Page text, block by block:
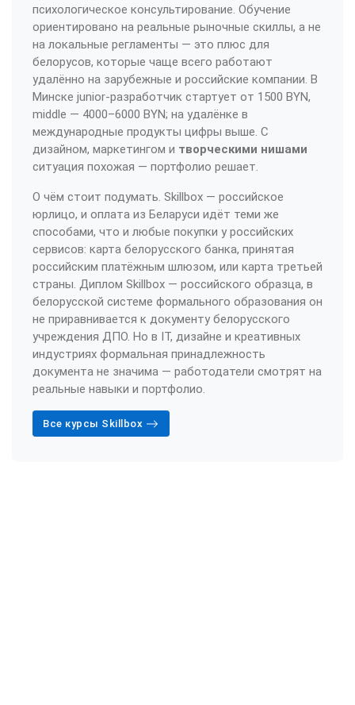
психологическое консультирование. Обучение
ориентировано на реальные рыночные скиллы, а не
на локальные регламенты — это плюс для
белорусов, которые чаще всего работают
удалённо на зарубежные и российские компании. В
Минске junior-разработчик стартует от 1500 BYN,
middle — 4000–6000 BYN; на удалёнке в
международные продукты цифры выше. С
дизайном, маркетингом и творческими нишами
ситуация похожая — портфолио решает.
О чём стоит подумать. Skillbox — российское
юрлицо, и оплата из Беларуси идёт теми же
способами, что и любые покупки у российских
сервисов: карта белорусского банка, принятая
российским платёжным шлюзом, или карта третьей
страны. Диплом Skillbox — российского образца, в
белорусской системе формального образования он
не приравнивается к документу белорусского
учреждения ДПО. Но в IT, дизайне и креативных
индустриях формальная принадлежность
документа не значима — работодатели смотрят на
реальные навыки и портфолио.
Все курсы Skillbox